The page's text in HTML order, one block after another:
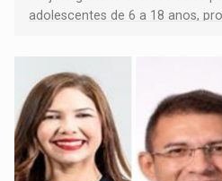
adolescentes de 6 a 18 anos,